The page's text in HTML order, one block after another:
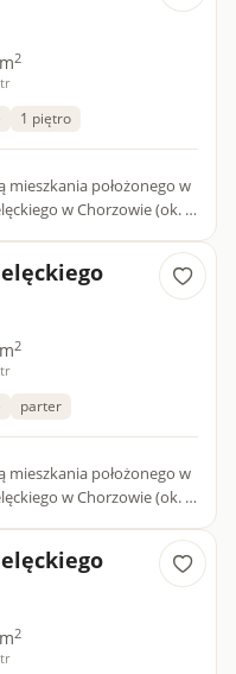
2
1 piętro
mieszkania położonego w
w Chorzowie (ok. 1
2
parter
mieszkania położonego w
w Chorzowie (ok. 1
2